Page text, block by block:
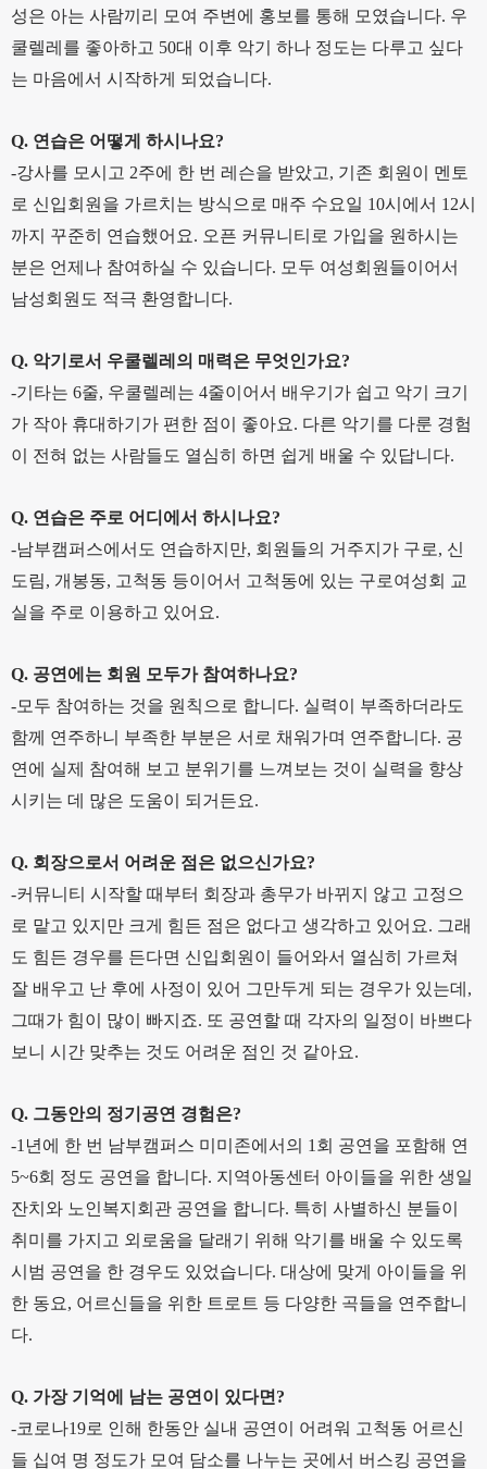
성은 아는 사람끼리 모여 주변에 홍보를 통해 모였습니다. 우
쿨렐레를 좋아하고 50대 이후 악기 하나 정도는 다루고 싶다
는 마음에서 시작하게 되었습니다.
Q. 연습은 어떻게 하시나요?
-강사를 모시고 2주에 한 번 레슨을 받았고, 기존 회원이 멘토
로 신입회원을 가르치는 방식으로 매주 수요일 10시에서 12시
까지 꾸준히 연습했어요. 오픈 커뮤니티로 가입을 원하시는
분은 언제나 참여하실 수 있습니다. 모두 여성회원들이어서
남성회원도 적극 환영합니다.
Q. 악기로서 우쿨렐레의 매력은 무엇인가요?
-기타는 6줄, 우쿨렐레는 4줄이어서 배우기가 쉽고 악기 크기
가 작아 휴대하기가 편한 점이 좋아요. 다른 악기를 다룬 경험
이 전혀 없는 사람들도 열심히 하면 쉽게 배울 수 있답니다.
Q. 연습은 주로 어디에서 하시나요?
-남부캠퍼스에서도 연습하지만, 회원들의 거주지가 구로, 신
도림, 개봉동, 고척동 등이어서 고척동에 있는 구로여성회 교
실을 주로 이용하고 있어요.
Q. 공연에는 회원 모두가 참여하나요?
-모두 참여하는 것을 원칙으로 합니다. 실력이 부족하더라도
함께 연주하니 부족한 부분은 서로 채워가며 연주합니다. 공
연에 실제 참여해 보고 분위기를 느껴보는 것이 실력을 향상
시키는 데 많은 도움이 되거든요.
Q. 회장으로서 어려운 점은 없으신가요?
-커뮤니티 시작할 때부터 회장과 총무가 바뀌지 않고 고정으
로 맡고 있지만 크게 힘든 점은 없다고 생각하고 있어요. 그래
도 힘든 경우를 든다면 신입회원이 들어와서 열심히 가르쳐
잘 배우고 난 후에 사정이 있어 그만두게 되는 경우가 있는데,
그때가 힘이 많이 빠지죠. 또 공연할 때 각자의 일정이 바쁘다
보니 시간 맞추는 것도 어려운 점인 것 같아요.
Q. 그동안의 정기공연 경험은?
-1년에 한 번 남부캠퍼스 미미존에서의 1회 공연을 포함해 연
5~6회 정도 공연을 합니다. 지역아동센터 아이들을 위한 생일
잔치와 노인복지회관 공연을 합니다. 특히 사별하신 분들이
취미를 가지고 외로움을 달래기 위해 악기를 배울 수 있도록
시범 공연을 한 경우도 있었습니다. 대상에 맞게 아이들을 위
한 동요, 어르신들을 위한 트로트 등 다양한 곡들을 연주합니
다.
Q. 가장 기억에 남는 공연이 있다면?
-코로나19로 인해 한동안 실내 공연이 어려워 고척동 어르신
들 십여 명 정도가 모여 담소를 나누는 곳에서 버스킹 공연을